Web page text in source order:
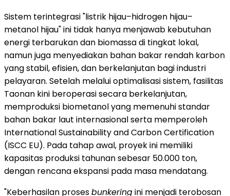
Sistem terintegrasi "listrik hijau–hidrogen hijau–
metanol hijau" ini tidak hanya menjawab kebutuhan
energi terbarukan dan biomassa di tingkat lokal,
namun juga menyediakan bahan bakar rendah karbon
yang stabil, efisien, dan berkelanjutan bagi industri
pelayaran. Setelah melalui optimalisasi sistem, fasilitas
Taonan kini beroperasi secara berkelanjutan,
memproduksi biometanol yang memenuhi standar
bahan bakar laut internasional serta memperoleh
International Sustainability and Carbon Certification
(ISCC EU). Pada tahap awal, proyek ini memiliki
kapasitas produksi tahunan sebesar 50.000 ton,
dengan rencana ekspansi pada masa mendatang.
"Keberhasilan prosesbunkeringini menjadi terobosan